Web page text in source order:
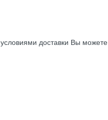
доставки Вы можете